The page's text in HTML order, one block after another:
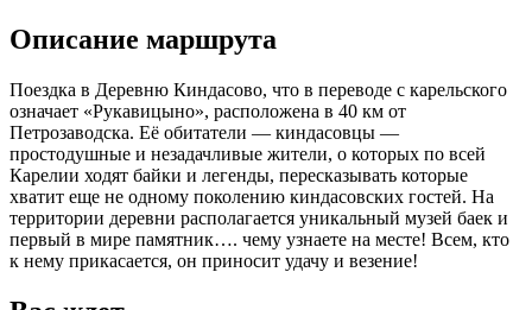
Описание маршрута
Поездка в Деревню Киндасово, что в переводе с карельского
означает «Рукавицыно», расположена в 40 км от
Петрозаводска. Её обитатели — киндасовцы —
простодушные и незадачливые жители, о которых по всей
Карелии ходят байки и легенды, пересказывать которые
хватит еще не одному поколению киндасовских гостей. На
территории деревни располагается уникальный музей баек и
первый в мире памятник…. чему узнаете на месте! Всем, кто
к нему прикасается, он приносит удачу и везение!